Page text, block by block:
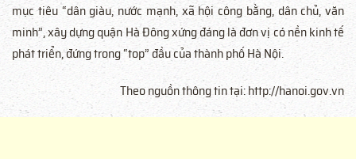
mục tiêu “dân giàu, nước mạnh, xã hội công bằng, dân chủ, văn
minh”, xây dựng quận Hà Đông xứng đáng là đơn vị có nền kinh tế
phát triển, đứng trong “top” đầu của thành phố Hà Nội.
Theo nguồn thông tin tại: http://hanoi.gov.vn